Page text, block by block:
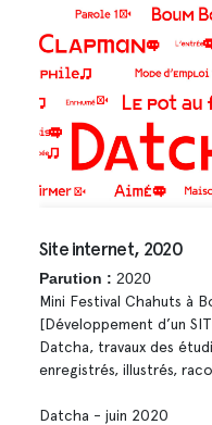
Site internet, 2020
Parution : 2020
Mini Festival Chahuts à
[Développement d’un
Datcha, travaux des
enregistrés, illustrés,
Datcha - juin 2020